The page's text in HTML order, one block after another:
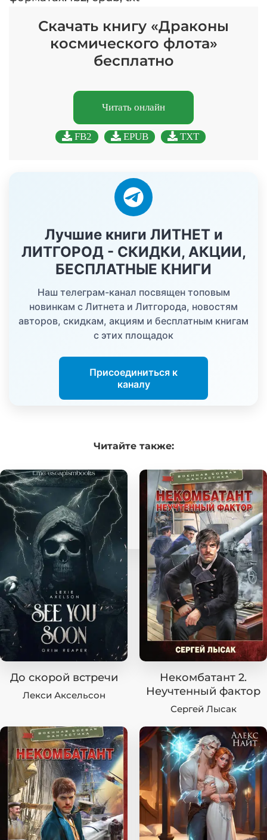
Скачать книгу «Драконы
космического флота»
бесплатно
Читать онлайн
FB2 EPUB TXT
Лучшие книги ЛИТНЕТ и
ЛИТГОРОД - СКИДКИ, АКЦИИ,
БЕСПЛАТНЫЕ КНИГИ
Наш телеграм-канал посвящен топовым
новинкам с Литнета и Литгорода, новостям
авторов, скидкам, акциям и бесплатным книгам
с этих площадок
Присоединиться к
каналу
Читайтетакже:
До скорой встречи
Лекси Аксельсон
Некомбатант 2.
Неучтенный фактор
Сергей Лысак